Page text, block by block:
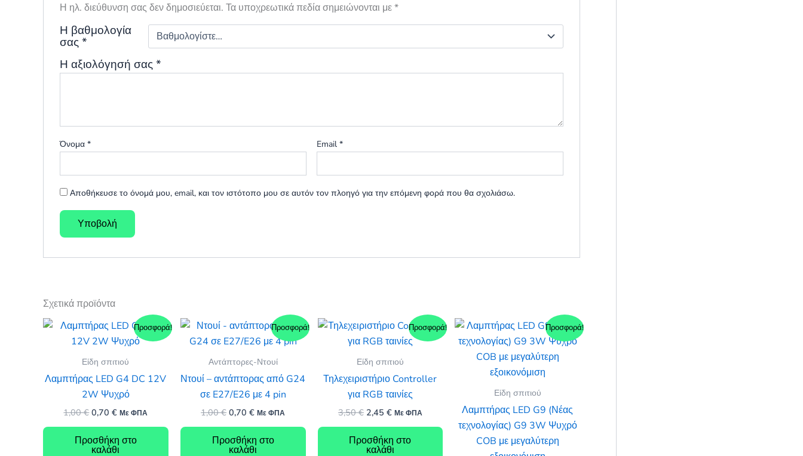
Η ηλ. διεύθυνση σας δεν δημοσιεύεται. Τα υποχρεωτικά πεδία σημειώνονται με*
Η βαθμολογία
σας*
Η αξιολόγησή σας*
Όνομα * Email *
Αποθήκευσε το όνομά μου, email, και τον ιστότοπο μου σε αυτόν τον πλοηγό για την επόμενη φορά που θα σχολιάσω.
Σχετικά προϊόντα
Προσφορά!
Είδη σπιτιού
Λαμπτήρας LED G4 DC 12V
2W Ψυχρό
1,00€Original
was:
1,00 €.
0,70€Η
είναι:
Με ΦΠΑ
Προσθήκη στο
καλάθι
Προσφορά!
Αντάπτορες-Ντουί
Ντουί – αντάπτορας από G24
σε E27/E26 με 4 pin
1,00€ Original
was:
1,00 €.
0,70€Η
είναι:
Με ΦΠΑ
Προσθήκη στο
καλάθι
Προσφορά!
Είδη σπιτιού
Τηλεχειριστήριο Controller
για RGB ταινίες
3,50€ Original
was:
3,50 €.
2,45 €Η
είναι:
Με ΦΠΑ
Προσθήκη στο
καλάθι
Προσφορά!
Είδη σπιτιού
Λαμπτήρας LED G9 (Νέας
τεχνολογίας) G9 3W Ψυχρό
COB με μεγαλύτερη